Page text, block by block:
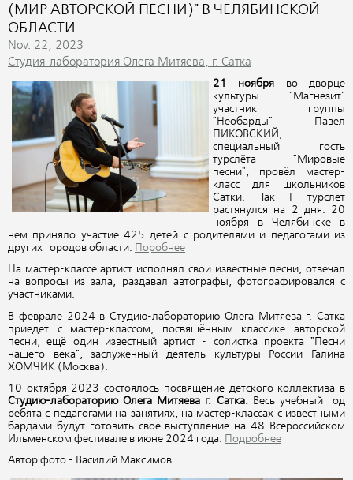
(МИР АВТОРСКОЙ ПЕСНИ)" В ЧЕЛЯБИНСКОЙ
ОБЛАСТИ
Nov. 22, 2023
Студия-лаборатория Олега Митяева, г. Сатка
21 ноября во дворце
культуры "Магнезит"
участник группы
"Необарды" Павел
ПИКОВСКИЙ,
специальный гость
турслёта "Мировые
песни", провёл мастер-
класс для школьников
Сатки. Так I турслёт
растянулся на 2 дня: 20
ноября в Челябинске в
нём приняло участие 425 детей с родителями и педагогами из
других городов области.
Поробнее
На мастер-классе артист исполнял свои известные песни, отвечал
на вопросы из зала, раздавал автографы, фотографировался с
участниками.
В феврале 2024 в Студию-лабораторию Олега Митяева г. Сатка
приедет с мастер-классом, посвящённым классике авторской
песни, ещё один известный артист - солистка проекта "Песни
нашего века", заслуженный деятель культуры России Галина
ХОМЧИК (Москва).
10 октября 2023 состоялось посвящение детского коллектива в
Студию-лабораторию Олега Митяева г. Сатка. Весь учебный год
ребята с педагогами на занятиях, на мастер-классах с известными
бардами будут готовить своё выступление на 48 Всероссийском
Ильменском фестивале в июне 2024 года.
Подробнее
Автор фото - Василий Максимов